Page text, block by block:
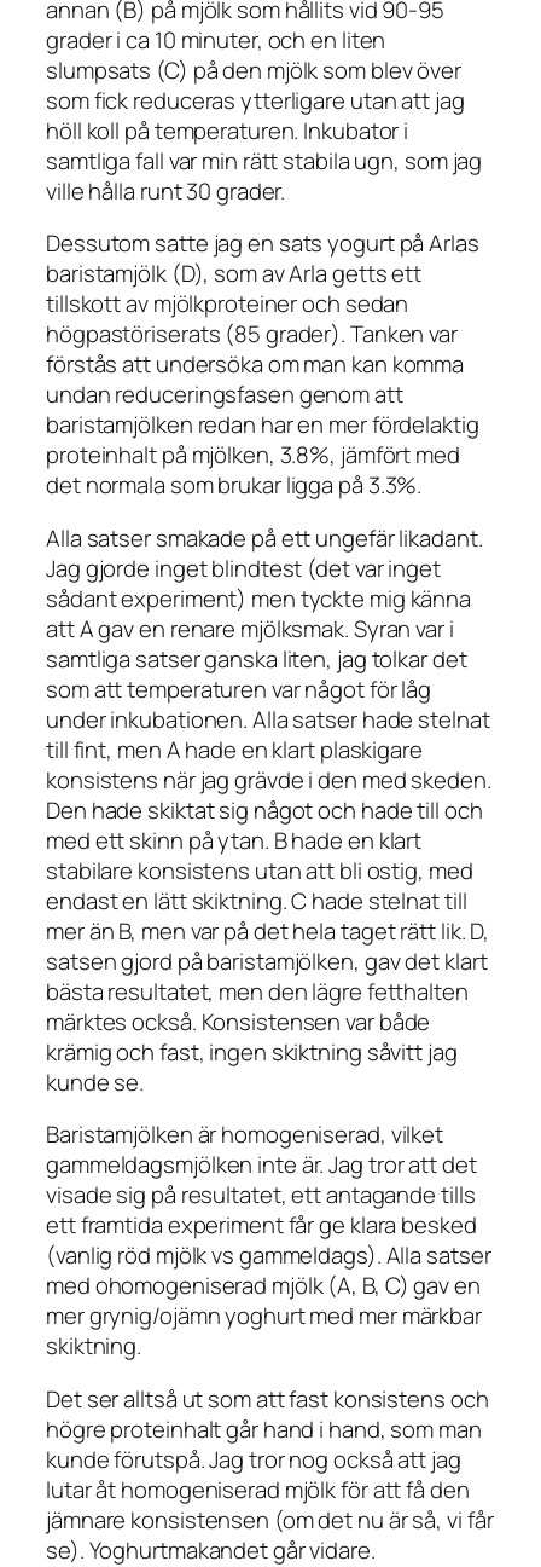
annan (B) på mjölk som hållits vid 90-95
grader i ca 10 minuter, och en liten
slumpsats (C) på den mjölk som blev över
som fick reduceras ytterligare utan att jag
höll koll på temperaturen. Inkubator i
samtliga fall var min rätt stabila ugn, som jag
ville hålla runt 30 grader.
Dessutom satte jag en sats yogurt på Arlas
baristamjölk (D), som av Arla getts ett
tillskott av mjölkproteiner och sedan
högpastöriserats (85 grader). Tanken var
förstås att undersöka om man kan komma
undan reduceringsfasen genom att
baristamjölken redan har en mer fördelaktig
proteinhalt på mjölken, 3.8%, jämfört med
det normala som brukar ligga på 3.3%.
Alla satser smakade på ett ungefär likadant.
Jag gjorde inget blindtest (det var inget
sådant experiment) men tyckte mig känna
att A gav en renare mjölksmak. Syran var i
samtliga satser ganska liten, jag tolkar det
som att temperaturen var något för låg
under inkubationen. Alla satser hade stelnat
till fint, men A hade en klart plaskigare
konsistens när jag grävde i den med skeden.
Den hade skiktat sig något och hade till och
med ett skinn på ytan. B hade en klart
stabilare konsistens utan att bli ostig, med
endast en lätt skiktning. C hade stelnat till
mer än B, men var på det hela taget rätt lik. D,
satsen gjord på baristamjölken, gav det klart
bästa resultatet, men den lägre fetthalten
märktes också. Konsistensen var både
krämig och fast, ingen skiktning såvitt jag
kunde se.
Baristamjölken är homogeniserad, vilket
gammeldagsmjölken inte är. Jag tror att det
visade sig på resultatet, ett antagande tills
ett framtida experiment får ge klara besked
(vanlig röd mjölk vs gammeldags). Alla satser
med ohomogeniserad mjölk (A, B, C) gav en
mer grynig/ojämn yoghurt med mer märkbar
skiktning.
Det ser alltså ut som att fast konsistens och
högre proteinhalt går hand i hand, som man
kunde förutspå. Jag tror nog också att jag
lutar åt homogeniserad mjölk för att få den
jämnare konsistensen (om det nu är så, vi får
se). Yoghurtmakandet går vidare.